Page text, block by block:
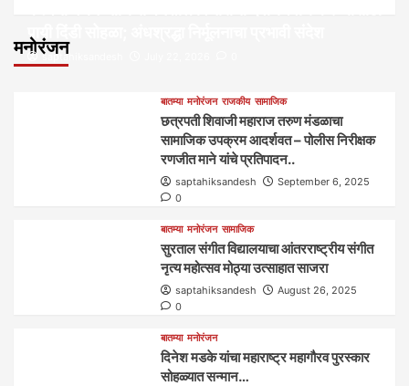
मनोरंजन
पायी दिंडी सोहळा; अंधश्रद्धा निर्मूलनाचा प्रभावी संदेश
saptahiksandesh
बातम्या मनोरंजन राजकीय सामाजिक
छत्रपती शिवाजी महाराज तरुण मंडळाचा
सामाजिक उपक्रम आदर्शवत – पोलीस निरीक्षक
रणजीत माने यांचे प्रतिपादन..
saptahiksandesh
September 6, 2025
0
बातम्या मनोरंजन सामाजिक
सुरताल संगीत विद्यालयाचा आंतरराष्ट्रीय संगीत
नृत्य महोत्सव मोठ्या उत्साहात साजरा
saptahiksandesh
August 26, 2025
0
बातम्या मनोरंजन
दिनेश मडके यांचा महाराष्ट्र महागौरव‌ पुरस्कार‌‌‌
सोहळ्यात सन्मान…